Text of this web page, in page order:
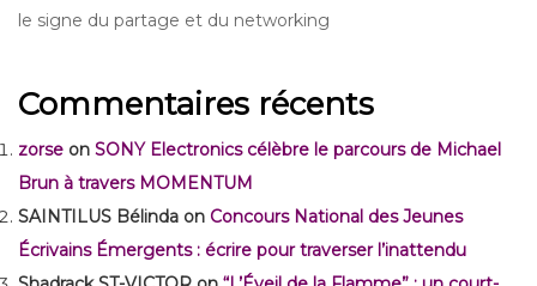
le signe du partage et du networking
Commentaires récents
zorse on SONY Electronics célèbre le parcours de Michael
Brun à travers MOMENTUM
SAINTILUS Bélinda on Concours National des Jeunes
Écrivains Émergents : écrire pour traverser l’inattendu